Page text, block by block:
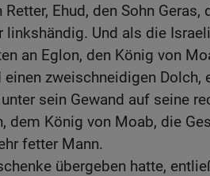
Ehud, den Sohn Geras,
linkshändig. Und als die
an Eglon, den König von
zweischneidigen Dolch,
sein Gewand auf seine
dem König von Moab, die
fetter Mann.
übergeben hatte,